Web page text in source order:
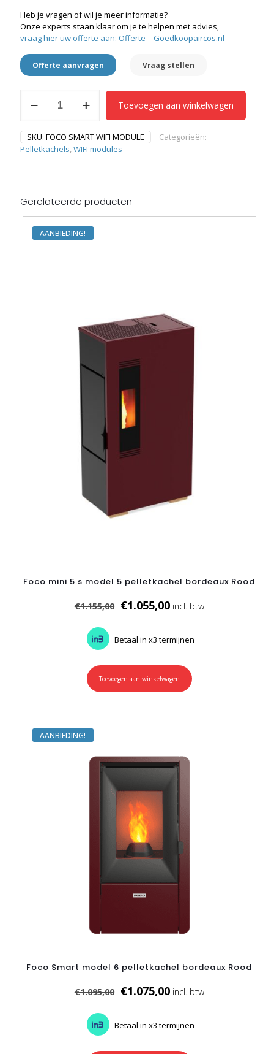
Heb je vragen of wil je meer informatie?
Onze experts staan klaar om je te helpen met advies,
vraag hier uw offerte aan: Offerte – Goedkoopaircos.nl
Offerte aanvragen Vraag stellen
smart
module
aantal
Toevoegen aan winkelwagen
SKU: FOCO SMART WIFI MODULE
Categorieën:
Pelletkachels WIFI modules
Gerelateerde producten
Foco mini 5.s model 5 pelletkachel bordeaux Rood
€1.155,00 Oorspronkelijke
€1.155,00.
€1.055,00Huidige
€1.055,00.
Betaal in x3 termijnen
Toevoegen aan winkelwagen
Foco Smart model 6 pelletkachel bordeaux Rood
€1.095,00 Oorspronkelijke
€1.095,00.
€1.075,00Huidige
€1.075,00.
Betaal in x3 termijnen